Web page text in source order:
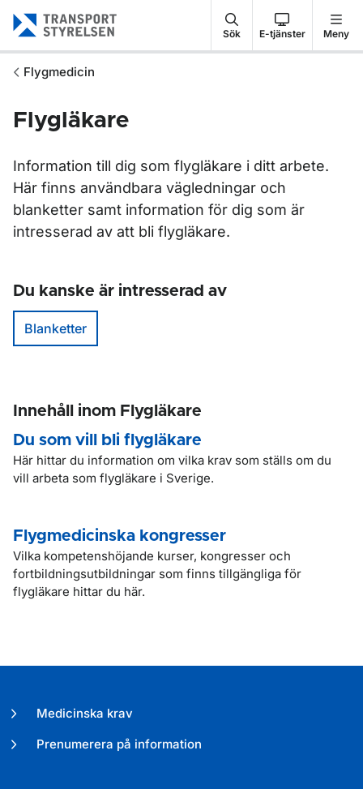
Gå till sidans innehåll Sök E-tjänster Meny
Flygmedicin
Flygläkare
Information till dig som flygläkare i ditt arbete.
Här finns användbara vägledningar och
blanketter samt information för dig som är
intresserad av att bli flygläkare.
Du kanske är intresserad av
Blanketter
Innehåll inom Flygläkare
Du som vill bli flygläkare
Här hittar du information om vilka krav som ställs om du
vill arbeta som flygläkare i Sverige.
Flygmedicinska kongresser
Vilka kompetenshöjande kurser, kongresser och
fortbildningsutbildningar som finns tillgängliga för
flygläkare hittar du här.
Medicinska krav
Prenumerera på information